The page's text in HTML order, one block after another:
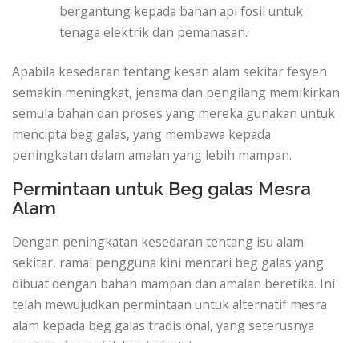
bergantung kepada bahan api fosil untuk
tenaga elektrik dan pemanasan.
Apabila kesedaran tentang kesan alam sekitar fesyen
semakin meningkat, jenama dan pengilang memikirkan
semula bahan dan proses yang mereka gunakan untuk
mencipta beg galas, yang membawa kepada
peningkatan dalam amalan yang lebih mampan.
Permintaan untuk Beg galas Mesra
Alam
Dengan peningkatan kesedaran tentang isu alam
sekitar, ramai pengguna kini mencari beg galas yang
dibuat dengan bahan mampan dan amalan beretika. Ini
telah mewujudkan permintaan untuk alternatif mesra
alam kepada beg galas tradisional, yang seterusnya